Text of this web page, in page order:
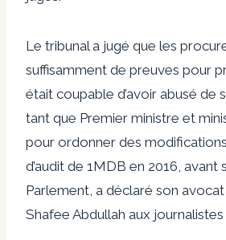
Le tribunal a jugé que les
suffisamment de preuves pour
était coupable d’avoir abusé de
tant que Premier ministre et
pour ordonner des
d’audit de 1MDB en 2016, avant
Parlement, a déclaré son
Shafee Abdullah aux journalistes